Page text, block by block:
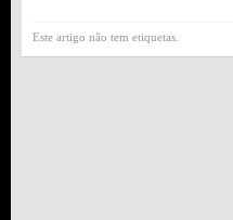
Este artigo não tem etiquetas.